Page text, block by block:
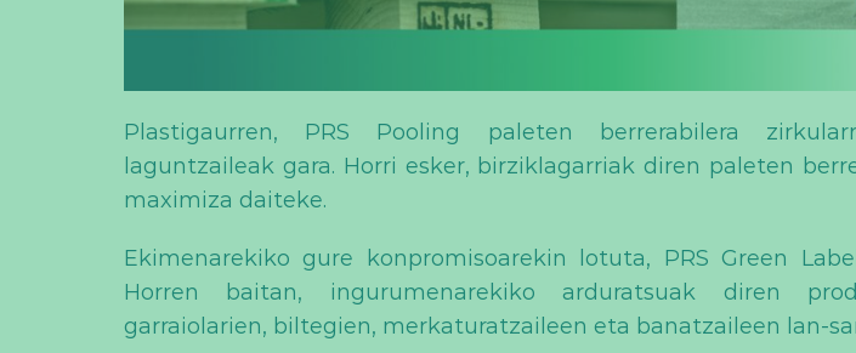
Plastigaurren, PRS Pooling paleten berrerabilera
laguntzaileak gara. Horri esker, birziklagarriak diren paleten
maximiza daiteke.
Ekimenarekiko gure konpromisoarekin lotuta, PRS Green
Horren baitan, ingurumenarekiko arduratsuak diren
garraiolarien, biltegien, merkaturatzaileen eta banatzaileen lan-